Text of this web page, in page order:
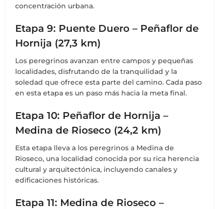
concentración urbana.
Etapa 9: Puente Duero – Peñaflor de
Hornija (27,3 km)
Los peregrinos avanzan entre campos y pequeñas
localidades, disfrutando de la tranquilidad y la
soledad que ofrece esta parte del camino. Cada paso
en esta etapa es un paso más hacia la meta final.
Etapa 10: Peñaflor de Hornija –
Medina de Rioseco (24,2 km)
Esta etapa lleva a los peregrinos a Medina de
Rioseco, una localidad conocida por su rica herencia
cultural y arquitectónica, incluyendo canales y
edificaciones históricas.
Etapa 11: Medina de Rioseco –